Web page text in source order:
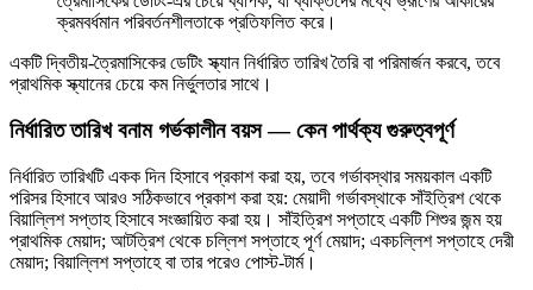
ক্রমবর্ধমান পরিবর্তনশীলতাকে প্রতিফলিত করে।
একটি দ্বিতীয়-ত্রৈমাসিকের ডেটিং স্ক্যান নির্ধারিত তারিখ তৈরি বা পরিমার্জন করবে, তবে
প্রাথমিক স্ক্যানের চেয়ে কম নির্ভুলতার সাথে।
নির্ধারিত তারিখ বনাম গর্ভকালীন বয়স — কেন পার্থক্য গুরুত্বপূর্ণ
নির্ধারিত তারিখটি একক দিন হিসাবে প্রকাশ করা হয়, তবে গর্ভাবস্থার সময়কাল একটি
পরিসর হিসাবে আরও সঠিকভাবে প্রকাশ করা হয়: মেয়াদী গর্ভাবস্থাকে সাঁইত্রিশ থেকে
বিয়াল্লিশ সপ্তাহ হিসাবে সংজ্ঞায়িত করা হয়। সাঁইত্রিশ সপ্তাহে একটি শিশুর জন্ম হয়
প্রাথমিক মেয়াদ; আটত্রিশ থেকে চল্লিশ সপ্তাহে পূর্ণ মেয়াদ; একচল্লিশ সপ্তাহে দেরী
মেয়াদ; বিয়াল্লিশ সপ্তাহে বা তার পরেও পোস্ট-টার্ম।